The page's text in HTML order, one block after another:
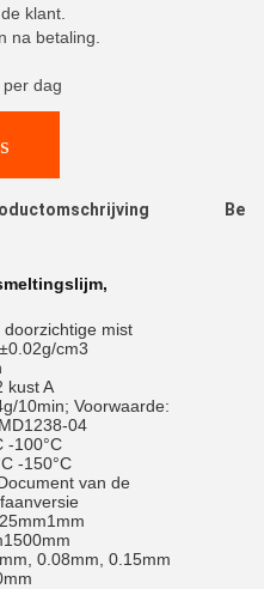
klant.
na betaling.
dag
,
doorzichtige mist
cm3
kust A
10min; Voorwaarde:
04
-100°C
-150°C
van de
0.08mm, 0.15mm